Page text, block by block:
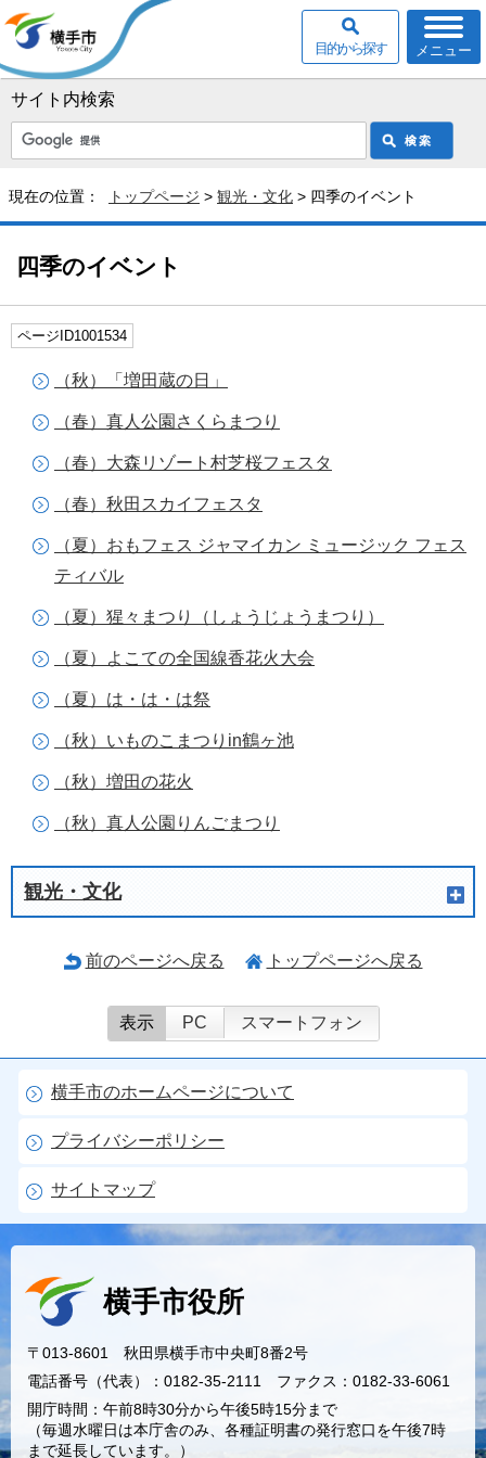
サイト内検索
メニュー
目的から探す
現在の位置： トップページ > 観光・文化 > 四季のイベント
四季のイベント
ページID1001534
（秋）「増田蔵の日」
（春）真人公園さくらまつり
（春）大森リゾート村芝桜フェスタ
（春）秋田スカイフェスタ
（夏）おもフェス ジャマイカン ミュージック フェス
ティバル
（夏）猩々まつり（しょうじょうまつり）
（夏）よこての全国線香花火大会
（夏）は・は・は祭
（秋）いものこまつりin鶴ヶ池
（秋）増田の花火
（秋）真人公園りんごまつり
観光・文化
前のページへ戻る トップページへ戻る
表示 PC スマートフォン
横手市のホームページについて
プライバシーポリシー
サイトマップ
横手市役所
〒013-8601 秋田県横手市中央町8番2号
電話番号（代表）：0182-35-2111 ファクス：0182-33-6061
開庁時間：午前8時30分から午後5時15分まで
（毎週水曜日は本庁舎のみ、各種証明書の発行窓口を午後7時
まで延長しています。）